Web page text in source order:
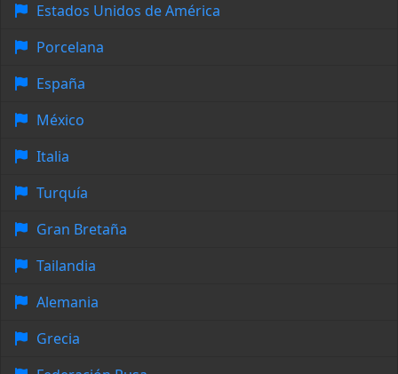
Estados Unidos de América
Porcelana
España
México
Italia
Turquía
Gran Bretaña
Tailandia
Alemania
Grecia